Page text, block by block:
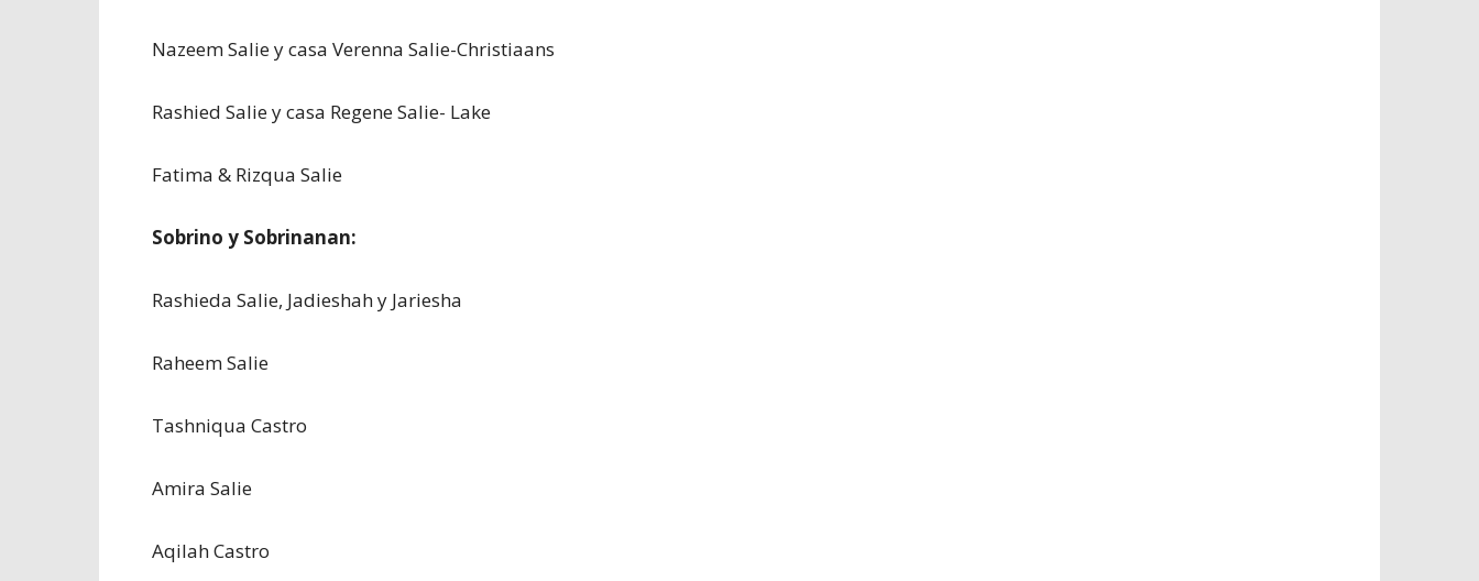
Nazeem Salie y casa Verenna Salie-Christiaans
Rashied Salie y casa Regene Salie- Lake
Fatima & Rizqua Salie
Sobrino y Sobrinanan:
Rashieda Salie, Jadieshah y Jariesha
Raheem Salie
Tashniqua Castro
Amira Salie
Aqilah Castro